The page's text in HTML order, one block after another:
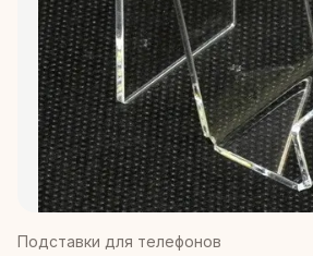
Подставки для телефонов